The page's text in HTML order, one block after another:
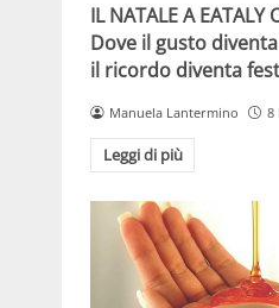
IL NATALE A EATALY
Dove il gusto
il ricordo diventa
Manuela Lantermino 8
Leggi di più